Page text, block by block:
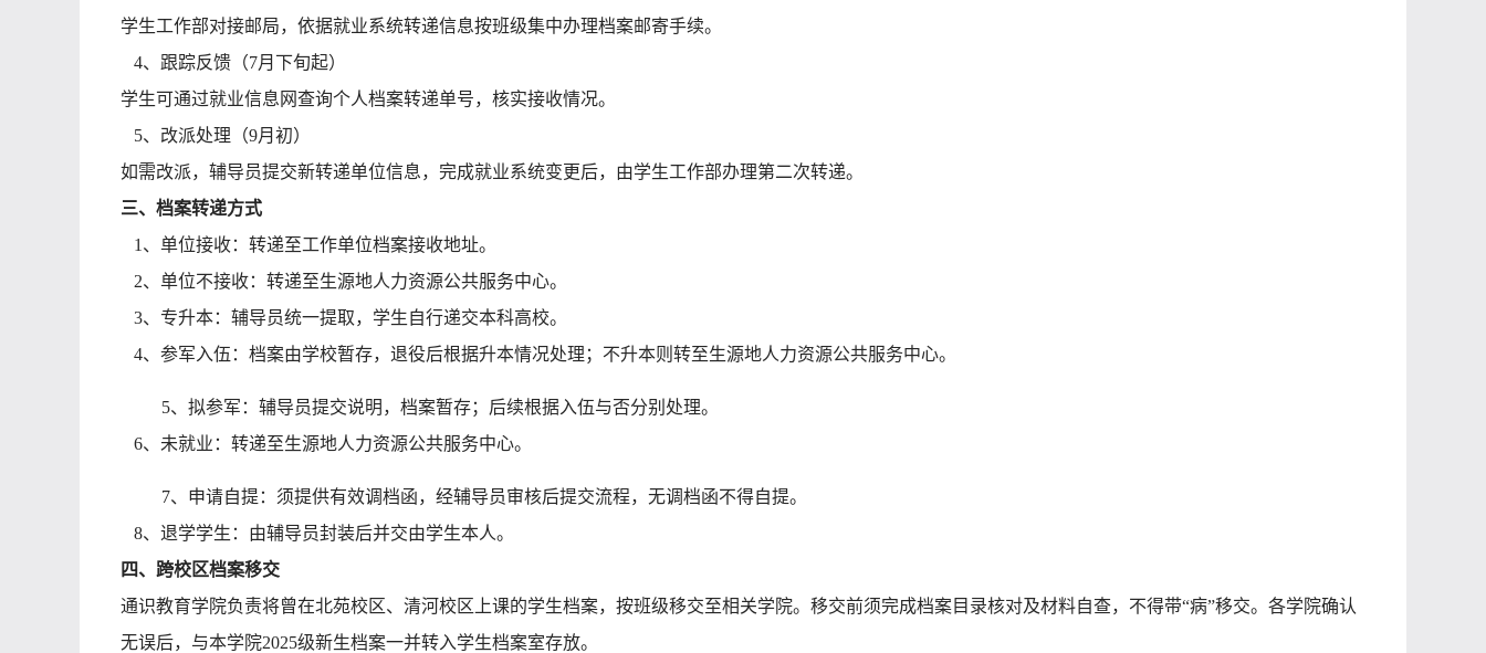
学生工作部对接邮局，依据就业系统转递信息按班级集中办理档案邮寄手续。
4、 跟踪反馈（7月下旬起）
学生可通过就业信息网查询个人档案转递单号，核实接收情况。
5、 改派处理（9月初）
如需改派，辅导员提交新转递单位信息，完成就业系统变更后，由学生工作部办理第二次转递。
三、档案转递方式
1、单位接收：转递至工作单位档案接收地址。
2、单位不接收：转递至生源地人力资源公共服务中心。
3、专升本：辅导员统一提取，学生自行递交本科高校。
4、参军入伍：档案由学校暂存，退役后根据升本情况处理；不升本则转至生源地人力资源公共服务中心。
5、拟参军：辅导员提交说明，档案暂存；后续根据入伍与否分别处理。
6、 未就业：转递至生源地人力资源公共服务中心。
7、 申请自提：须提供有效调档函，经辅导员审核后提交流程，无调档函不得自提。
8、退学学生：由辅导员封装后并交由学生本人。
四、 跨校区档案移交
通识教育学院负责将曾在北苑校区、清河校区上课的学生档案，按班级移交至相关学院。移交前须完成档案目录核对及材料自查，不得带“病”移交。各学院确认
无误后，与本学院2025级新生档案一并转入学生档案室存放。